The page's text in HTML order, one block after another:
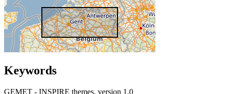
Keywords
GEMET - INSPIRE themes, version 1.0